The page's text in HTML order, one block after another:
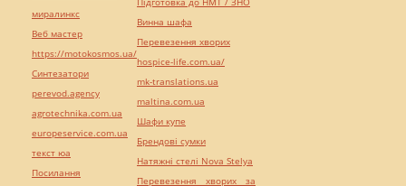
миралинкс
Веб мастер
https://motokosmos.ua/
Синтезатори
perevod.agency
agrotechnika.com.ua
europeservice.com.ua
текст юа
Посилання
Винна шафа
Перевезення хворих
hospice-life.com.ua/
mk-translations.ua
maltina.com.ua
Шафи купе
Брендові сумки
Натяжні стелі Nova Stelya
Перевезення хворих за